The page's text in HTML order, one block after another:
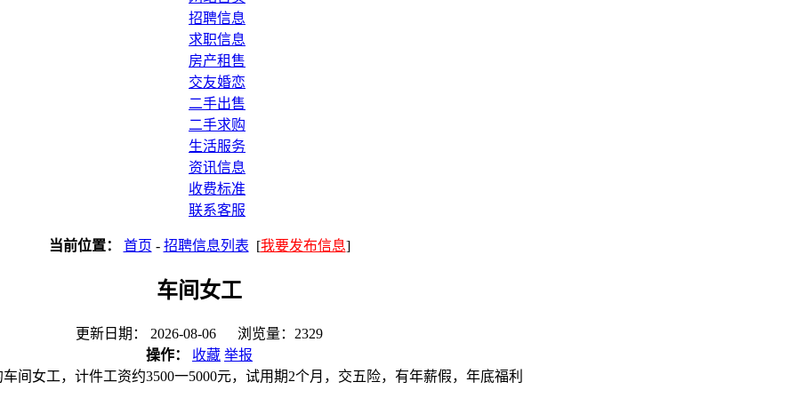
招聘信息
求职信息
房产租售
交友婚恋
二手出售
二手求购
生活服务
资讯信息
收费标准
联系客服
当前位置： 首页 - 招聘信息列表 [我要发布信息]
车间女工
更新日期： 2026-08-06 浏览量：2329
操作：
收藏 举报
间女工，计件工资约3500一5000元，试用期2个月，交五险，有年薪假，年底福利